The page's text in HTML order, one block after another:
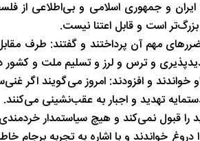
و جمهوری اسلامی و بی‌اطلاعی از
است و قابل اعتنا نیست.
مهم آن پرداختند و گفتند: طرف
و ترس و لرز و تسلیم ملت و کشور
خواندند و افزودند: امروز می‌گویند اگر
تهدید و اجبار به عقب‌نشینی می‌کنند.
را قبول نمی‌کند و هیچ سیاستمدار